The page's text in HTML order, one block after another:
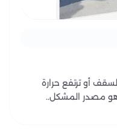
أو ترتفع حرارة
هو مصدر المشكل..